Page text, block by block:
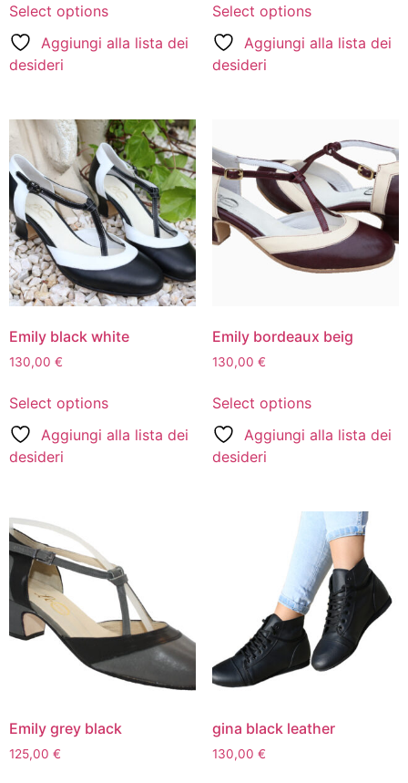
Select options
Aggiungi alla lista dei
desideri
Select options
Aggiungi alla lista dei
desideri
Emily black white
130,00 €
Select options
Aggiungi alla lista dei
desideri
Emily bordeaux beig
130,00 €
Select options
Aggiungi alla lista dei
desideri
Emily grey black
125,00 €
gina black leather
130,00 €